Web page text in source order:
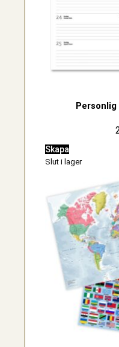
Skapa
Slut i lager